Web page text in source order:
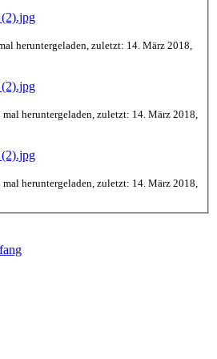
heruntergeladen, zuletzt: 14. März 2018,
mal heruntergeladen, zuletzt: 14. März 2018,
mal heruntergeladen, zuletzt: 14. März 2018,